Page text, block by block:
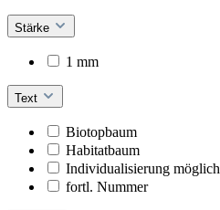
Stärke
1 mm
Text
Biotopbaum
Habitatbaum
Individualisierung möglich
fortl. Nummer